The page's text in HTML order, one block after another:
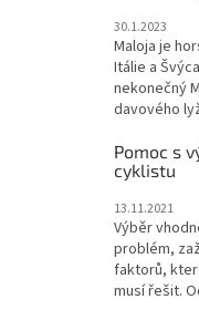
30.1.2023
Maloja je
Itálie a
nekonečný
davového
Pomoc s
cyklistu
13.11.2021
Výběr
problém,
faktorů,
musí řešit.